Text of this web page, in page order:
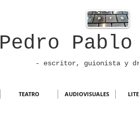
Pedro
- escritor, guionista y
TEATRO AUDIOVISUALES